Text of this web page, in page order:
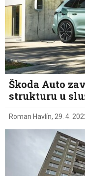
Škoda Auto
strukturu u
Roman Havlín, 29. 4.